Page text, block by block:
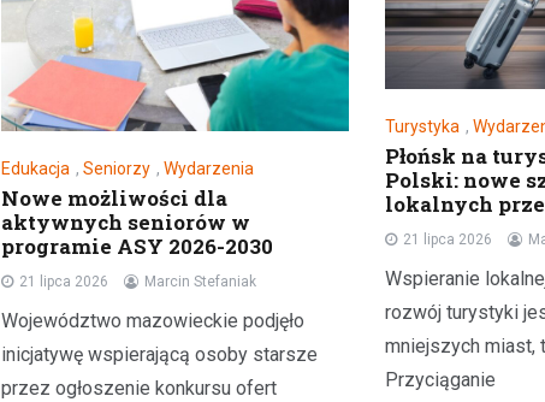
Edukacja ,Seniorzy ,Wydarzenia
Nowe możliwości dla
aktywnych seniorów w
programie ASY 2026-2030
21 lipca 2026 Marcin Stefaniak
Województwo mazowieckie podjęło
inicjatywę wspierającą osoby starsze
przez ogłoszenie konkursu ofert
Turystyka ,
Płońsk na
Polski: nowe
lokalnych
21 lipca 2026
Wspieranie
rozwój turystyki
mniejszych miast,
Przyciąganie
Odnowienie
w Gralewie
Dnia 9 grudnia,
atmosferą w Starym
tego dnia,